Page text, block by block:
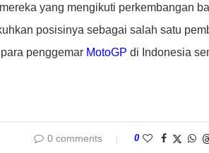
yang mengikuti perkembangan
posisinya sebagai salah satu
penggemar MotoGP di Indonesia
0 comments 0